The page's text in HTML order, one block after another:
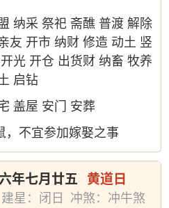
纳采 祭祀 斋醮 普渡 解除
友 开市 纳财 修造 动土 竖
光 开仓 出货财 纳畜 牧养
启钻
盖屋 安门 安葬
，不宜参加嫁娶之事
年七月廿五 黄道日
建星：闭日
冲煞：冲牛煞